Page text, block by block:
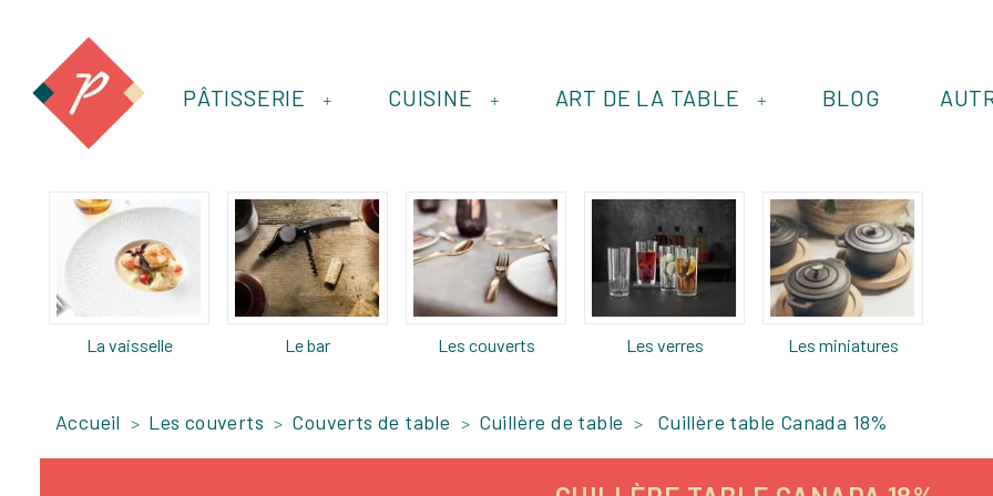
+
PÂTISSERIE +
CUISINE +
ART DE LA TABLE BLOG
La vaisselle Le bar Les couverts Les verres Les miniatures
Accueil Les couverts Couverts de table Cuillère de table Cuillère table Canada 18%